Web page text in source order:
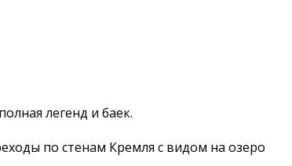
легенд и баек.
по стенам Кремля с видом на озеро